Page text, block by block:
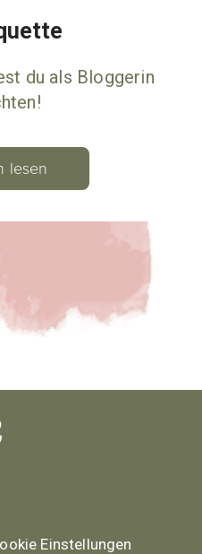
du als Bloggerin
lesen
Einstellungen